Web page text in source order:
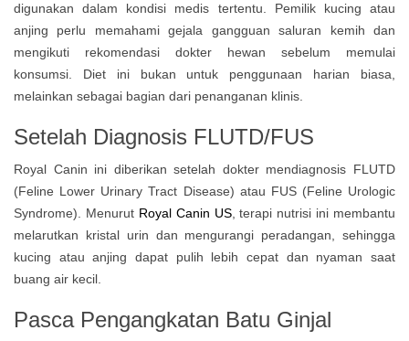
digunakan dalam kondisi medis tertentu. Pemilik kucing atau
anjing perlu memahami gejala gangguan saluran kemih dan
mengikuti rekomendasi dokter hewan sebelum memulai
konsumsi. Diet ini bukan untuk penggunaan harian biasa,
melainkan sebagai bagian dari penanganan klinis.
Setelah Diagnosis FLUTD/FUS
Royal Canin ini diberikan setelah dokter mendiagnosis FLUTD
(Feline Lower Urinary Tract Disease) atau FUS (Feline Urologic
Syndrome). Menurut Royal Canin US, terapi nutrisi ini membantu
melarutkan kristal urin dan mengurangi peradangan, sehingga
kucing atau anjing dapat pulih lebih cepat dan nyaman saat
buang air kecil.
Pasca Pengangkatan Batu Ginjal